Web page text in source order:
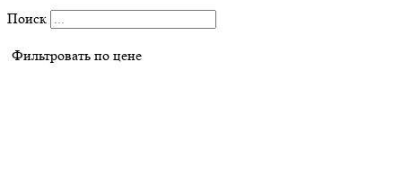
Поиск
Фильтровать по цене